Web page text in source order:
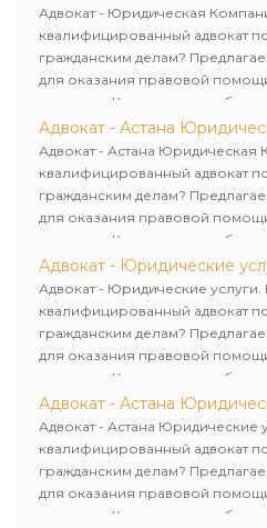
клиенту.
Адвокат - Юридическая
квалифицированный адвокат
гражданским делам?
для оказания правовой
клиентам. Комплексное
юридических лиц.
клиенту.
Адвокат - Астана
Адвокат - Астана
квалифицированный адвокат
гражданским делам?
для оказания правовой
клиентам. Комплексное
юридических лиц.
клиенту.
Адвокат - Юридические
Адвокат - Юридические
квалифицированный адвокат
гражданским делам?
для оказания правовой
клиентам. Комплексное
юридических лиц.
клиенту.
Адвокат - Астана
Адвокат - Астана Юридические
квалифицированный адвокат
гражданским делам?
для оказания правовой
клиентам. Комплексное